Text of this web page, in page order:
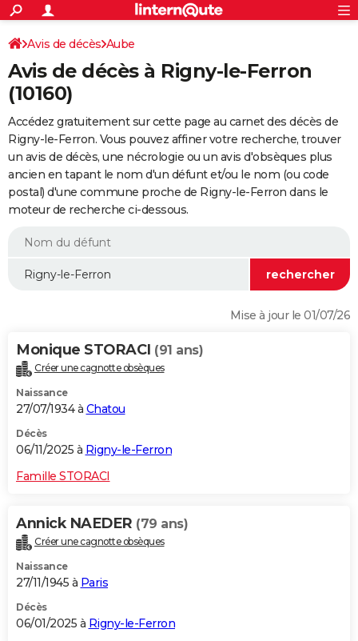
ACTUALITÉS
Politique
Société
Faits Divers
Education
Monde
Villes
+
SPORT
Coupe du monde 2026
Football
Tennis
Cyclisme
Rugby
Forum
FINANCE
Retraite
Impôts
Epargne
Immobilier
Risques naturels par ville
Banque
Assurance
Crédit
AUTO
Essais
Réserver un essai
Citadines
Berlines
SUV
Forum auto
+
HIGH-TECH
Mobiles
Meilleur smartphone
Internet
Ordinateurs
Jeux vidéo
Guide high-tech
+BRICOLAGE
Forum
Aménagement intérieur
Extérieur
Cuisine
Salle de bains
Jardinage
Rangement
WEEK-END
Guides de France
Escapades
Patrimoine
Expositions
Musées
Week-end nature
LIFESTYLE
Alimentation
Guide de la santé
Maladies
Médicaments
Sommeil
VOYAGE
Destinations
City break
Voyage nature
Voyage de noces
Forum
Climat
+PHOTO
GUIDES D'ACHAT
BONS PLANS
CARTE DE VOEUX
Dictionnaire
Biographies
Citations
Expressions
Proverbes
PROGRAMME TV
COPAINS D'AVANT
S'inscrire
Se connecter
Lycées
Collèges
Primaires
Universités
Entreprises
Service militaire
Avis de recherche
AVIS DE DÉCÈS
Avis de décès Aube
Avis de décès à Rigny-le-Ferron
(10160)
Accédez gratuitement sur cette page au carnet des décès de
Rigny-le-Ferron. Vous pouvez affiner votre recherche, trouver
un avis de décès, une nécrologie ou un avis d'obsèques plus
ancien en tapant le nom d'un défunt et/ou le nom (ou code
postal) d'une commune proche de Rigny-le-Ferron dans le
moteur de recherche ci-dessous.
Mise à jour le 01/07/26
Monique STORACI (91 ans)
Créer une cagnotte obsèques
Naissance
27/07/1934 à Chatou
Décès
06/11/2025 à Rigny-le-Ferron
Famille STORACI
Annick NAEDER (79 ans)
Créer une cagnotte obsèques
Naissance
27/11/1945 à Paris
Décès
06/01/2025 à Rigny-le-Ferron